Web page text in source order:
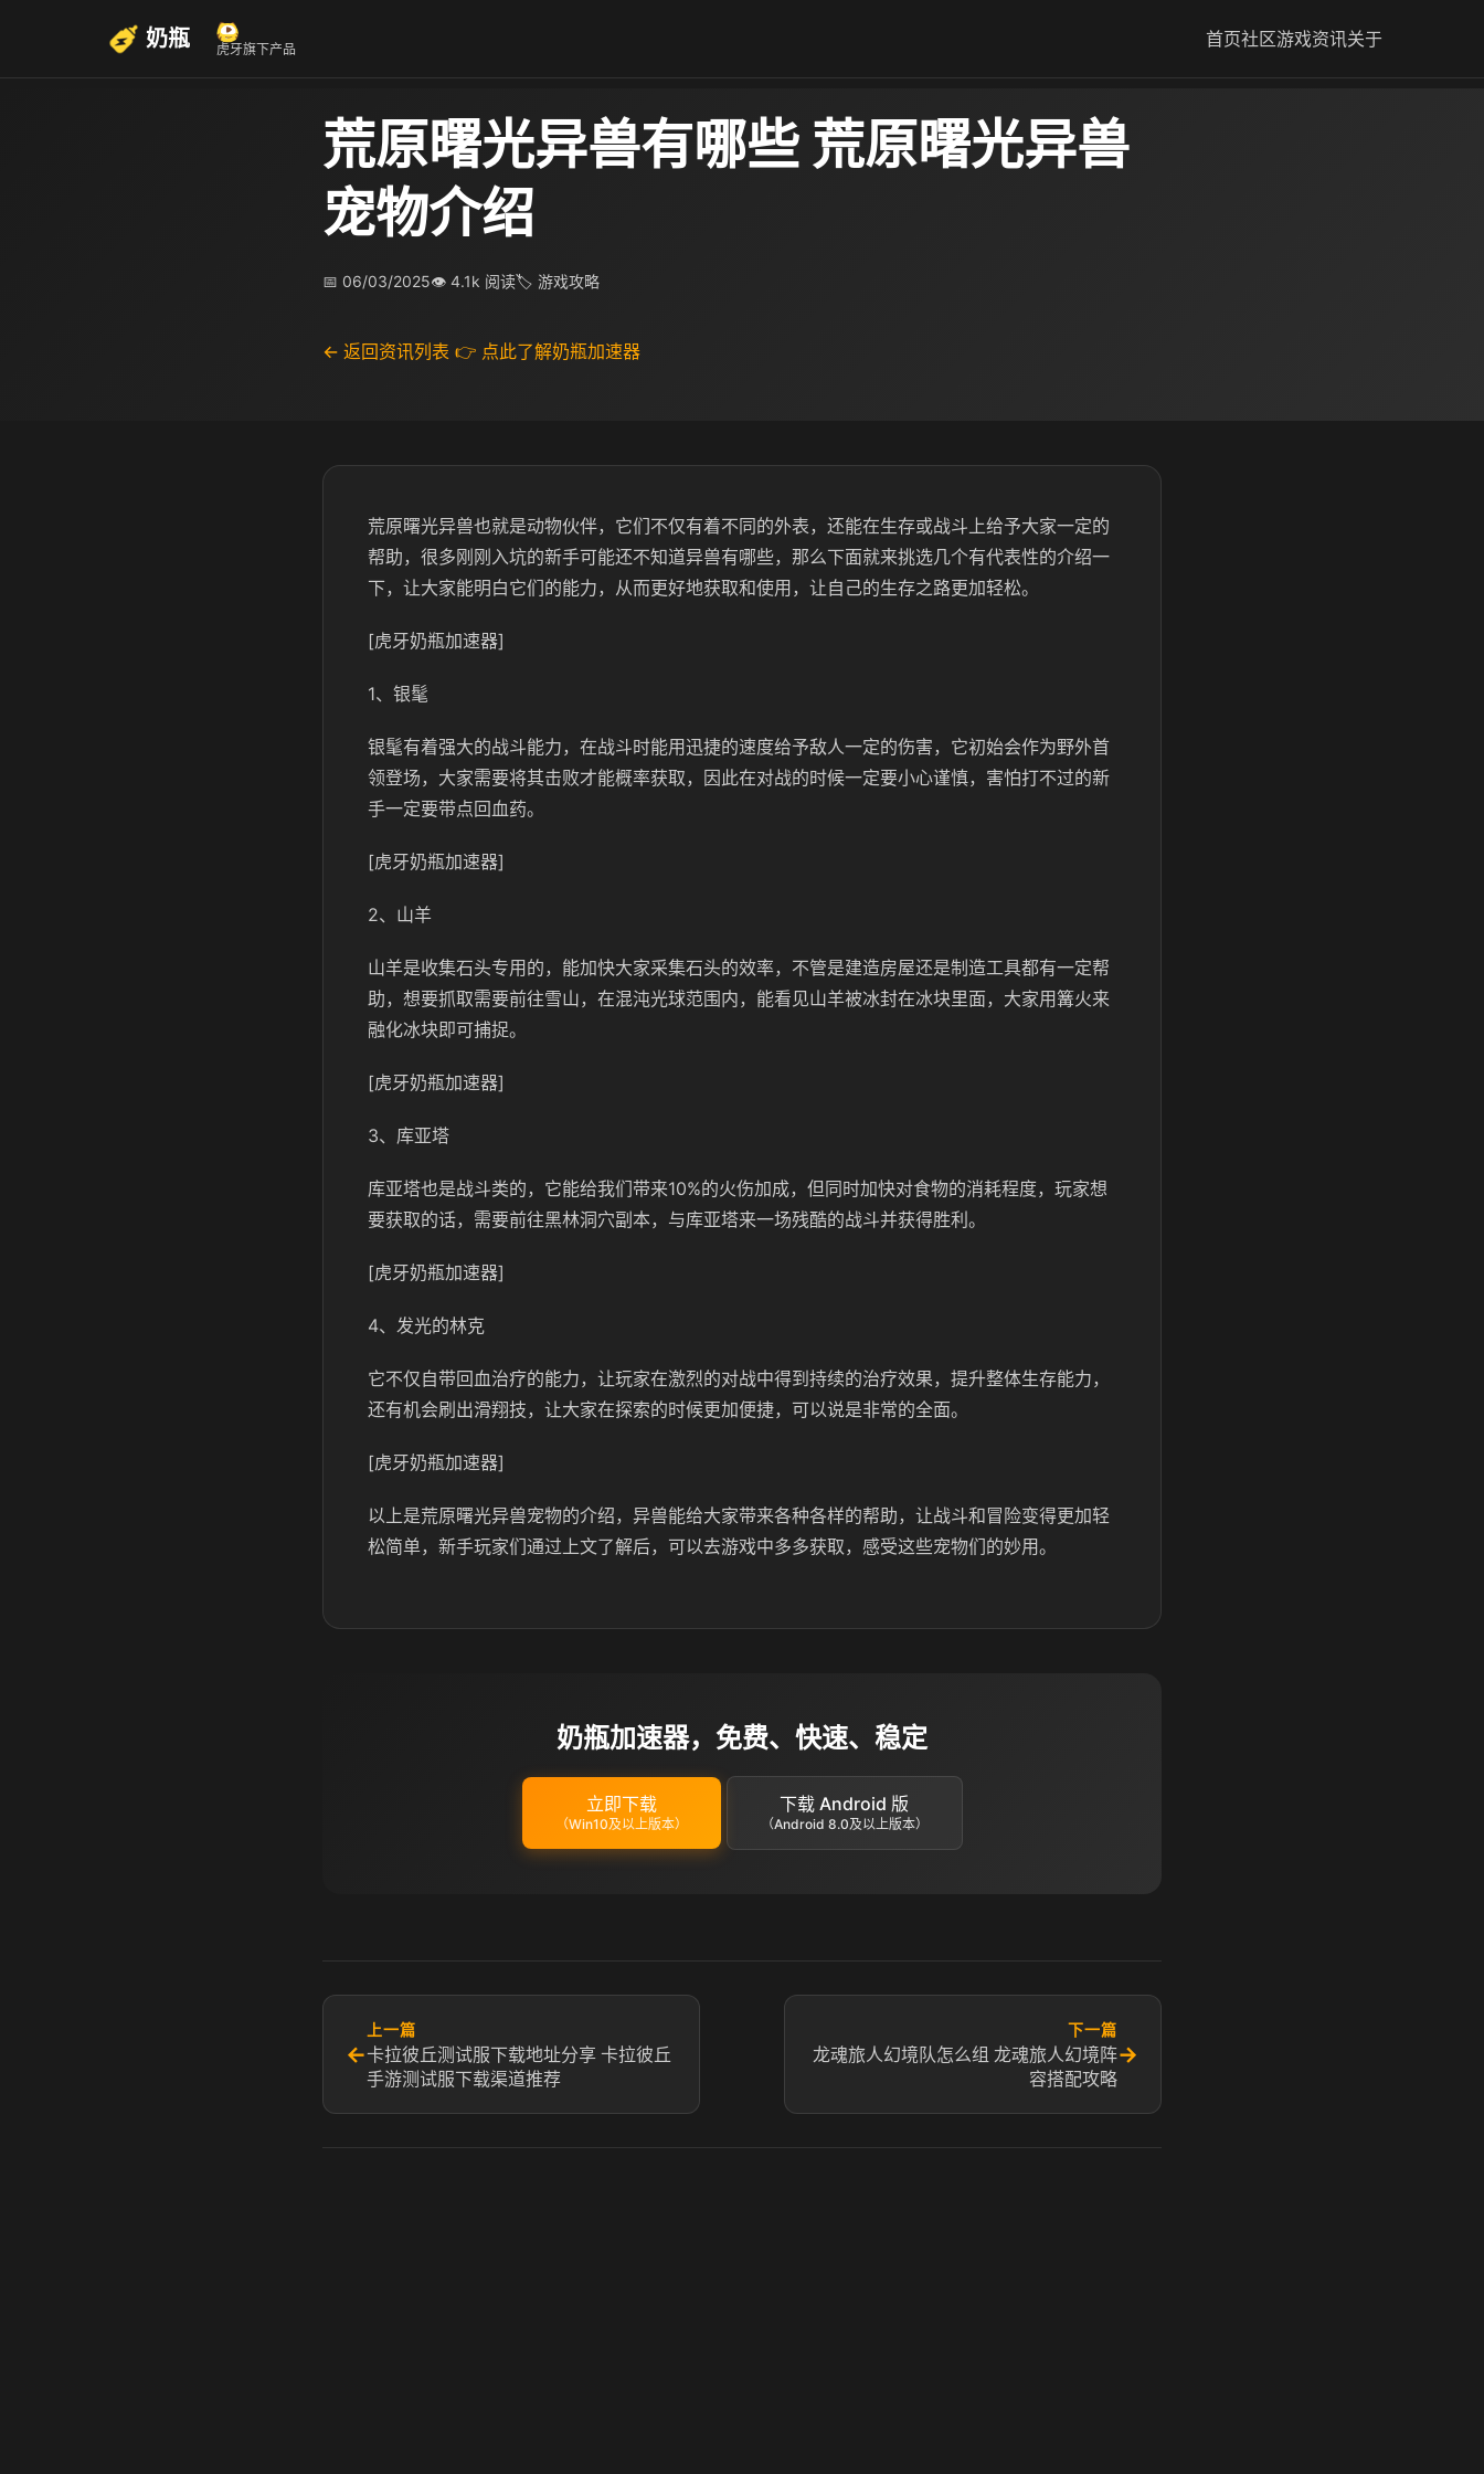
奶瓶 虎牙旗下产品 首页社区游戏资讯关于
荒原曙光异兽有哪些 荒原曙光异兽
宠物介绍
📅 06/03/2025👁 4.1k 阅读🏷 游戏攻略
← 返回资讯列表 👉 点此了解奶瓶加速器
荒原曙光异兽也就是动物伙伴，它们不仅有着不同的外表，还能在生存或战斗上给予大家一定的
帮助，很多刚刚入坑的新手可能还不知道异兽有哪些，那么下面就来挑选几个有代表性的介绍一
下，让大家能明白它们的能力，从而更好地获取和使用，让自己的生存之路更加轻松。
[虎牙奶瓶加速器]
1、银髦
银髦有着强大的战斗能力，在战斗时能用迅捷的速度给予敌人一定的伤害，它初始会作为野外首
领登场，大家需要将其击败才能概率获取，因此在对战的时候一定要小心谨慎，害怕打不过的新
手一定要带点回血药。
[虎牙奶瓶加速器]
2、山羊
山羊是收集石头专用的，能加快大家采集石头的效率，不管是建造房屋还是制造工具都有一定帮
助，想要抓取需要前往雪山，在混沌光球范围内，能看见山羊被冰封在冰块里面，大家用篝火来
融化冰块即可捕捉。
[虎牙奶瓶加速器]
3、库亚塔
库亚塔也是战斗类的，它能给我们带来10%的火伤加成，但同时加快对食物的消耗程度，玩家想
要获取的话，需要前往黑林洞穴副本，与库亚塔来一场残酷的战斗并获得胜利。
[虎牙奶瓶加速器]
4、发光的林克
它不仅自带回血治疗的能力，让玩家在激烈的对战中得到持续的治疗效果，提升整体生存能力，
还有机会刷出滑翔技，让大家在探索的时候更加便捷，可以说是非常的全面。
[虎牙奶瓶加速器]
以上是荒原曙光异兽宠物的介绍，异兽能给大家带来各种各样的帮助，让战斗和冒险变得更加轻
松简单，新手玩家们通过上文了解后，可以去游戏中多多获取，感受这些宠物们的妙用。
奶瓶加速器，免费、快速、稳定
立即下载
（Win10及以上版本）
下载 Android 版
（Android 8.0及以上版本）
←
上一篇
卡拉彼丘测试服下载地址分享 卡拉彼丘
手游测试服下载渠道推荐
下一篇
龙魂旅人幻境队怎么组 龙魂旅人幻境阵
容搭配​攻略
→